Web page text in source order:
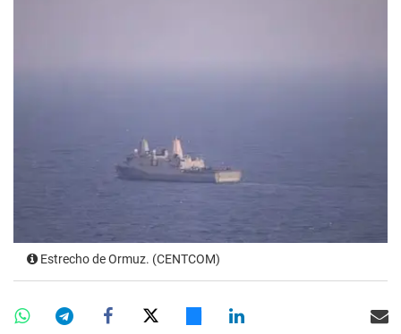
Estrecho de Ormuz. (CENTCOM)